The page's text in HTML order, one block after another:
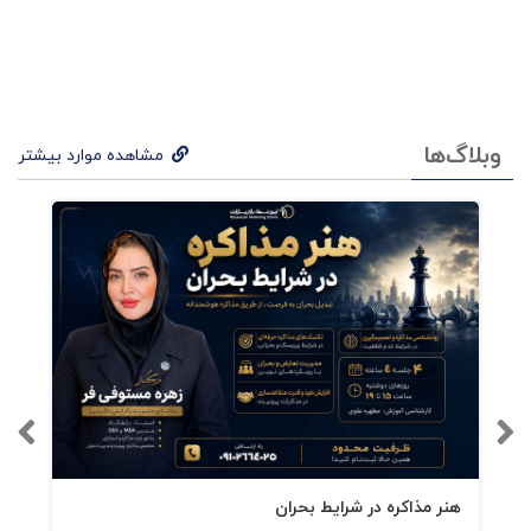
تعاملات، انگیزه‌ها، تضاد منافع و نیازهای شرکای
کانال باید مدل‌سازی شود.
۴. تحول بازار ایران نیازمند شناخت دقیق کانال‌های
سنتی + مدرن است
کتاب با «نگاه ایرانی» دقیقاً این شکاف را پوشش
می‌دهد.
وبلاگ‌ها مشاهده موارد بیشتر
هنر مذاکره در شرایط بحران